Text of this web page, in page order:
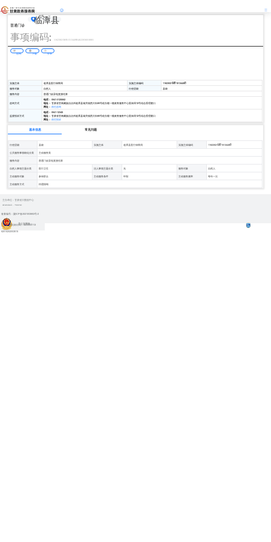
临潭
县
普通门诊 临潭县
事项编码: 11623021MB1513449B4622036010001
咨询 下载 分享
实施主体 临潭县医疗保障局 实施主体编码
11623021MB1513449B
服务对象
自然人 行使层级
县级
服务内容
普通门诊异地直接结算
咨询方式
电话： 0941-3125562
地址： 甘肃省甘南藏族自治州临潭县城关镇西大街60号统办楼一楼政务服务中心医保局12号综合受理窗口
网址： 前往咨询
监督投诉方式
电话： 0941-12345
地址： 甘肃省甘南藏族自治州临潭县城关镇西大街60号统办楼一楼政务服务中心医保局12号综合受理窗口
网址： 前往投诉
基本信息 常见问题
行使层级 县级 实施主体 临潭县医疗保障局 实施主体编码 11623021MB1513449B
公共服务事项细化分类 主动服务类
服务内容 普通门诊异地直接结算
自然人事项主题分类 医疗卫生 法人事项主题分类 无 服务对象 自然人
主动服务对象 参保群众 主动服务条件 申报 主动服务频率 每年一次
主动服务方式 待遇报销
主办单位：甘肃省大数据中心
邮政编码：730030
备案编号：陇ICP备2021003653号-2
甘公安网备：
62010202003515
网站标识码：6200000113